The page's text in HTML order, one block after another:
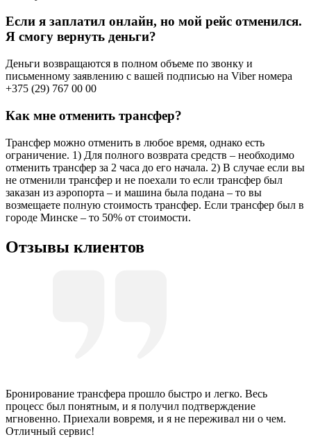
Если я заплатил онлайн, но мой рейс отменился.
Я смогу вернуть деньги?
Деньги возвращаются в полном объеме по звонку и
письменному заявлению с вашей подписью на Viber номера
+375 (29) 767 00 00
Как мне отменить трансфер?
Трансфер можно отменить в любое время, однако есть
ограничение. 1) Для полного возврата средств – необходимо
отменить трансфер за 2 часа до его начала. 2) В случае если вы
не отменили трансфер и не поехали то если трансфер был
заказан из аэропорта – и машина была подана – то вы
возмещаете полную стоимость трансфер. Если трансфер был в
городе Минске – то 50% от стоимости.
Отзывы клиентов
Бронирование трансфера прошло быстро и легко. Весь
процесс был понятным, и я получил подтверждение
мгновенно. Приехали вовремя, и я не переживал ни о чем.
Отличный сервис!